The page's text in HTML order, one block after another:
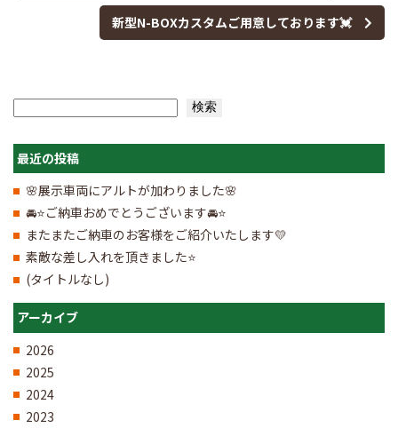
新型N-BOXカスタムご用意しております💓
検索
最近の投稿
🌸展示車両にアルトが加わりました🌸
🚘⭐ご納車おめでとうございます🚘⭐
またまたご納車のお客様をご紹介いたします💛
素敵な差し入れを頂きました⭐
(タイトルなし)
アーカイブ
2026
2025
2024
2023